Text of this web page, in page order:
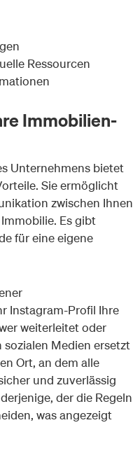
Ressourcen
Immobilien-
Unternehmens bietet
Sie ermöglicht
zwischen Ihnen
Es gibt
für eine eigene
Instagram-Profil Ihre
weiterleitet oder
Medien ersetzt
Ort, an dem alle
und zuverlässig
der die Regeln
was angezeigt